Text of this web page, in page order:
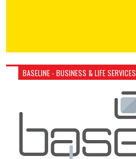
BASELINE - BUSINESS & LIFE SERVICES